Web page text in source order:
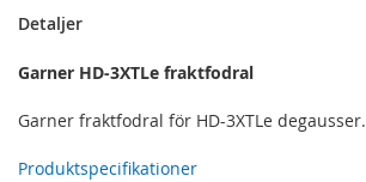
Detaljer
Garner HD-3XTLe fraktfodral
Garner fraktfodral för HD-3XTLe degausser.
Produktspecifikationer